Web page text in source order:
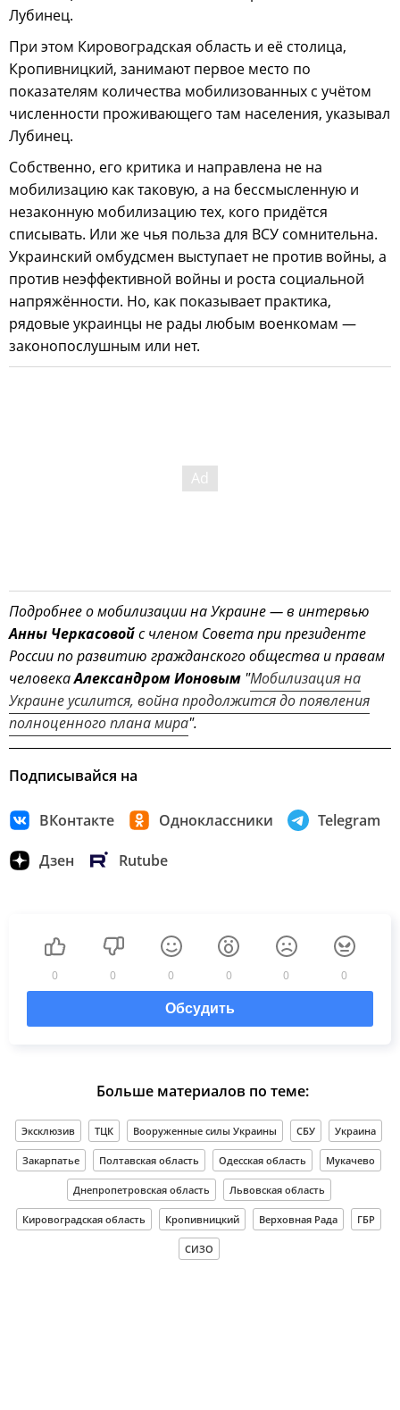
Лубинец.
При этом Кировоградская область и её столица,
Кропивницкий, занимают первое место по
показателям количества мобилизованных с учётом
численности проживающего там населения, указывал
Лубинец.
Собственно, его критика и направлена не на
мобилизацию как таковую, а на бессмысленную и
незаконную мобилизацию тех, кого придётся
списывать. Или же чья польза для ВСУ сомнительна.
Украинский омбудсмен выступает не против войны, а
против неэффективной войны и роста социальной
напряжённости. Но, как показывает практика,
рядовые украинцы не рады любым военкомам —
законопослушным или нет.
Подробнее о мобилизации на Украине — в интервью
Анны Черкасовойс членом Совета при президенте
России по развитию гражданского общества и правам
человекаАлександром Ионовым "Мобилизация на
Украине усилится, война продолжится до появления
полноценного плана мира".
Подписывайся на
ВКонтакте Одноклассники Telegram
Дзен Rutube
0 0 0 0 0 0
Обсудить
Больше материалов по теме:
Эксклюзив ТЦК Вооруженные силы Украины СБУ Украина
Закарпатье Полтавская область Одесская область Мукачево
Днепропетровская область Львовская область
Кировоградская область Кропивницкий Верховная Рада ГБР
СИЗО